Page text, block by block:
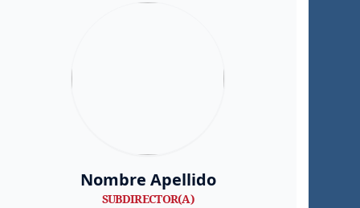
Nombre Apellido
SUBDIRECTOR(A)